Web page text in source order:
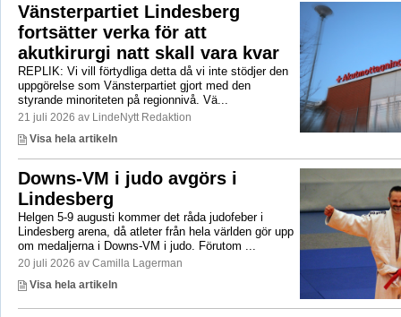
Vänsterpartiet Lindesberg
fortsätter verka för att
akutkirurgi natt skall vara kvar
REPLIK: Vi vill förtydliga detta då vi inte stödjer den
uppgörelse som Vänsterpartiet gjort med den
styrande minoriteten på regionnivå. Vä...
21 juli 2026 av LindeNytt Redaktion
Visa hela artikeln
Downs-VM i judo avgörs i
Lindesberg
Helgen 5-9 augusti kommer det råda judofeber i
Lindesberg arena, då atleter från hela världen gör upp
om medaljerna i Downs-VM i judo. Förutom ...
20 juli 2026 av Camilla Lagerman
Visa hela artikeln